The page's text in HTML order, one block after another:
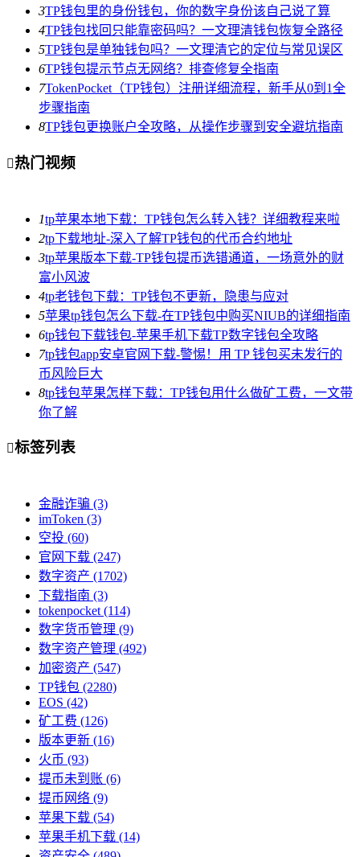
3TP钱包里的身份钱包，你的数字身份该自己说了算
4TP钱包找回只能靠密码吗？一文理清钱包恢复全路径
5TP钱包是单独钱包吗？一文理清它的定位与常见误区
6TP钱包提示节点无网络？排查修复全指南
7TokenPocket（TP钱包）注册详细流程，新手从0到1全
步骤指南
8TP钱包更换账户全攻略，从操作步骤到安全避坑指南
热门视频
1tp苹果本地下载：TP钱包怎么转入钱？详细教程来啦
2tp下载地址-深入了解TP钱包的代币合约地址
3tp苹果版本下载-TP钱包提币选错通道，一场意外的财
富小风波
4tp老钱包下载：TP钱包不更新，隐患与应对
5苹果tp钱包怎么下载-在TP钱包中购买NIUB的详细指南
6tp钱包下载钱包-苹果手机下载TP数字钱包全攻略
7tp钱包app安卓官网下载-警惕！用 TP 钱包买未发行的
币风险巨大
8tp钱包苹果怎样下载：TP钱包用什么做矿工费，一文带
你了解
标签列表
金融诈骗 (3)
imToken (3)
空投 (60)
官网下载 (247)
数字资产 (1702)
下载指南 (3)
tokenpocket (114)
数字货币管理 (9)
数字资产管理 (492)
加密资产 (547)
TP钱包 (2280)
EOS (42)
矿工费 (126)
版本更新 (16)
火币 (93)
提币未到账 (6)
提币网络 (9)
苹果下载 (54)
苹果手机下载 (14)